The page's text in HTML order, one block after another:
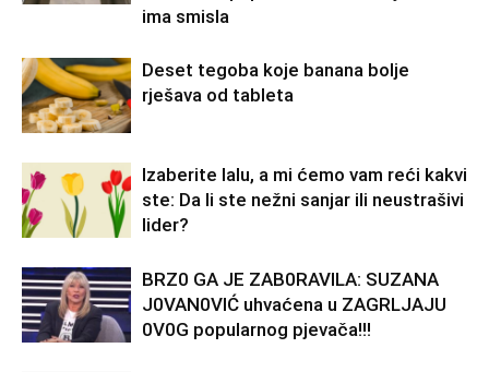
ima smisla
Deset tegoba koje banana bolje
rješava od tableta
Izaberite lalu, a mi ćemo vam reći kakvi
ste: Da li ste nežni sanjar ili neustrašivi
lider?
BRZ0 GA JE ZAB0RAVlLA: SUZANA
J0VAN0VIĆ uhvaćena u ZAGRLJAJU
0V0G popularnog pjevača!!!